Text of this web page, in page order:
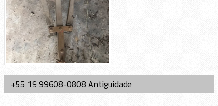
+55 19 99608-0808 Antiguidade